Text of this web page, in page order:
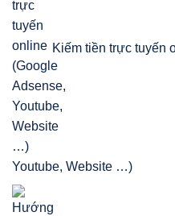
Kiếm tiền trực tuyến
Youtube, Website …)